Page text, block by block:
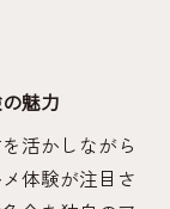
作料理体
の選び方ポ
魅力
活かしながら
体験が注目さ